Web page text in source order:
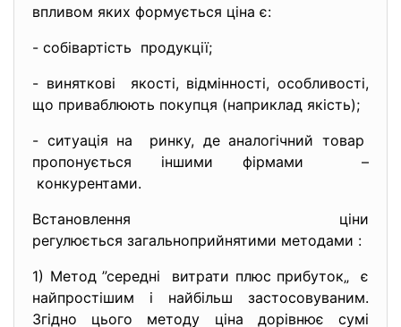
впливом яких формується ціна є:
- собівартість продукції;
- виняткові якості, відмінності, особливості,
що приваблюють покупця (наприклад якість);
- ситуація на ринку, де аналогічний товар
пропонується іншими фірмами –
конкурентами.
Встановлення ціни
регулюється загальноприйнятими методами :
1) Метод ”середні витрати плюс прибуток„ є
найпростішим і найбільш застосовуваним.
Згідно цього методу ціна дорівнює сумі